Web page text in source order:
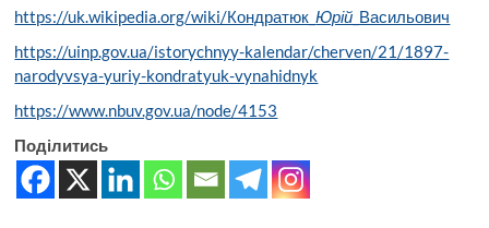
https://uk.wikipedia.org/wiki/Кондратюк_Юрій _Васильович
https://uinp.gov.ua/istorychnyy-kalendar/cherven/21/1897-
narodyvsya-yuriy-kondratyuk-vynahidnyk
https://www.nbuv.gov.ua/node/4153
Поділитись